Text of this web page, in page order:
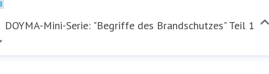
DOYMA-Mini-Serie: "Begriffe des Brandschutzes" Teil 1